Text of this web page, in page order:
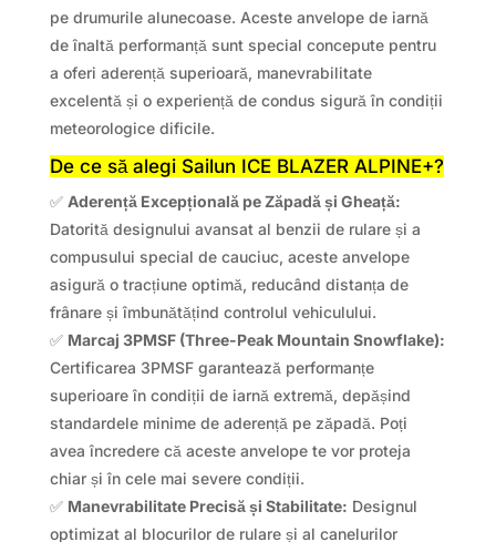
pe drumurile alunecoase. Aceste anvelope de iarnă
de înaltă performanță sunt special concepute pentru
a oferi aderență superioară, manevrabilitate
excelentă și o experiență de condus sigură în condiții
meteorologice dificile.
De ce să alegi Sailun ICE BLAZER ALPINE+?
✅ Aderență Excepțională pe Zăpadă și Gheață:
Datorită designului avansat al benzii de rulare și a
compusului special de cauciuc, aceste anvelope
asigură o tracțiune optimă, reducând distanța de
frânare și îmbunătățind controlul vehiculului.
✅ Marcaj 3PMSF (Three-Peak Mountain Snowflake):
Certificarea 3PMSF garantează performanțe
superioare în condiții de iarnă extremă, depășind
standardele minime de aderență pe zăpadă. Poți
avea încredere că aceste anvelope te vor proteja
chiar și în cele mai severe condiții.
✅ Manevrabilitate Precisă și Stabilitate: Designul
optimizat al blocurilor de rulare și al canelurilor